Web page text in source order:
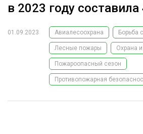
ЛЕСНОЕ ХОЗЯЙСТВО
ЛЕСОЗАГОТОВКА
ЭКСПЕРТНОЕ МНЕНИЕ
в 2023 году
01.09.2023 Авиалесоохрана Борьба
Лесные пожары Охрана
Пожароопасный сезон
Противопожарная